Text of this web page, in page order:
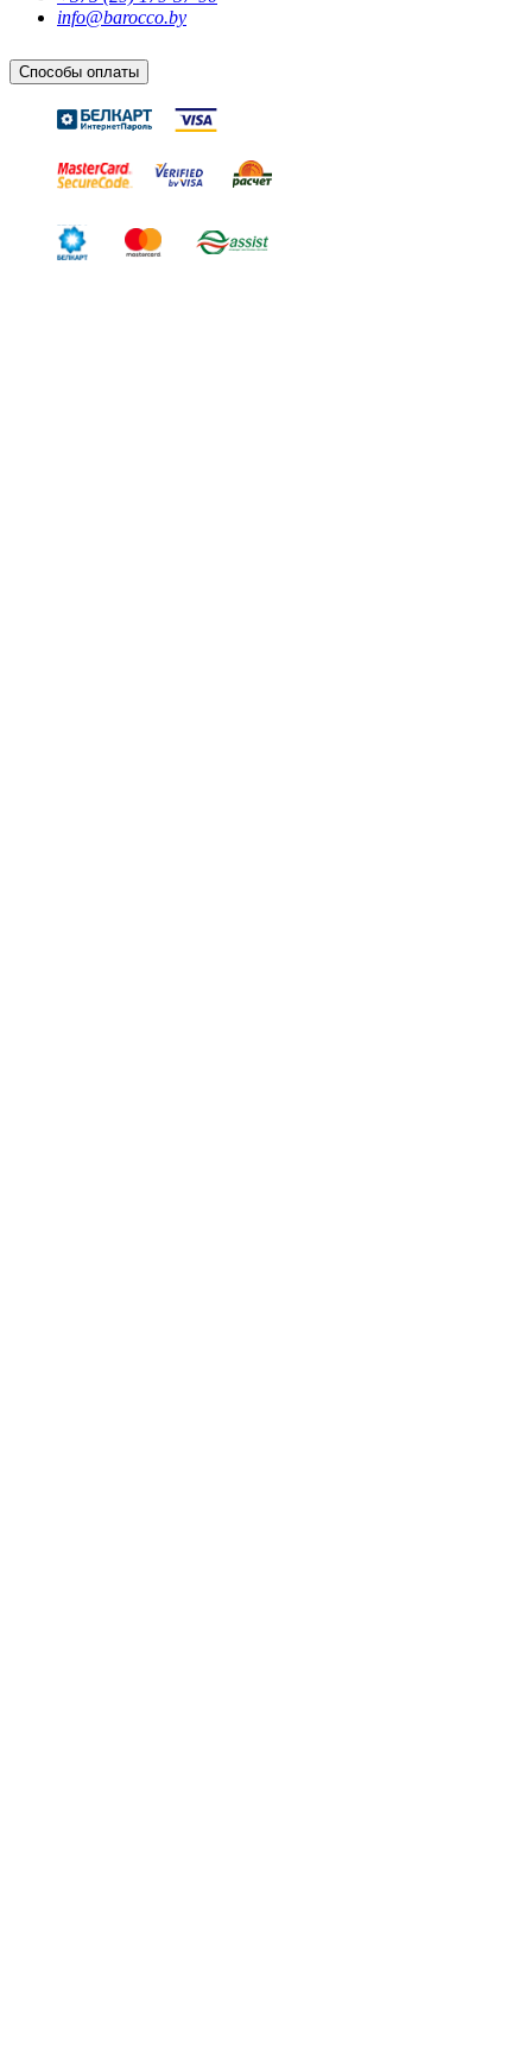
info@barocco.by
Способы оплаты